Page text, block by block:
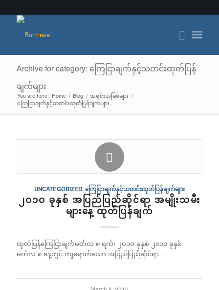
Archive for category: ကြေငြာချက်နှင့်သတင်းထုတ်ပြန်
ချက်များ
You are here: Home / Blog / အရင်းအမြစ်များ /
ကြေငြာချက်နှင့်သတင်းထုတ်ပြန်ချက်များ...
UNCATEGORIZED,ကြေငြာချက်နှင့်သတင်းထုတ်ပြန်ချက်များ
၂ဝ၁ဝ ခုနှစ် အပြည်ပြည်ဆိုင်ရာ အမျိုးသမီး
များနေ့ ထုတ်ပြန်ချက်
ထုတ်ပြန်ကြေငြာချက်မတ်လ ၈ ရက်၊ ၂ဝ၁ဝ ခုနှစ် ၂၀၁၀ ခုနှစ်
မတ်လ ၈ နေ့တွင် ကျရောက်သော အပြည်ပြည်ဆိုင်ရာ…